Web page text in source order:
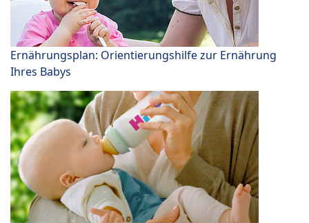
Ernährungsplan: Orientierungshilfe zur Ernährung
Ihres Babys